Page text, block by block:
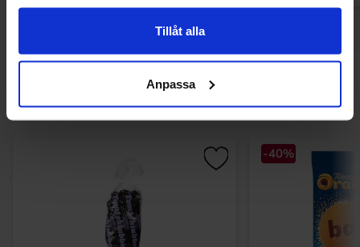
Tillåt alla
Anpassa
Andra gillade
-40%